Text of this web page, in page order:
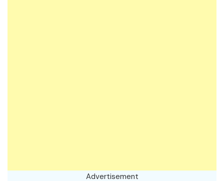
Advertisement